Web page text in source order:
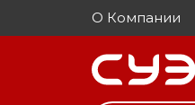
О Компании